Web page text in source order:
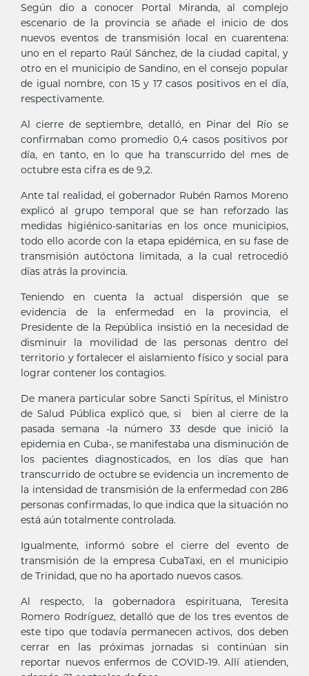
Según dio a conocer Portal Miranda, al complejo
escenario de la provincia se añade el inicio de dos
nuevos eventos de transmisión local en cuarentena:
uno en el reparto Raúl Sánchez, de la ciudad capital, y
otro en el municipio de Sandino, en el consejo popular
de igual nombre, con 15 y 17 casos positivos en el día,
respectivamente.
Al cierre de septiembre, detalló, en Pinar del Río se
confirmaban como promedio 0,4 casos positivos por
día, en tanto, en lo que ha transcurrido del mes de
octubre esta cifra es de 9,2.
Ante tal realidad, el gobernador Rubén Ramos Moreno
explicó al grupo temporal que se han reforzado las
medidas higiénico-sanitarias en los once municipios,
todo ello acorde con la etapa epidémica, en su fase de
transmisión autóctona limitada, a la cual retrocedió
días atrás la provincia.
Teniendo en cuenta la actual dispersión que se
evidencia de la enfermedad en la provincia, el
Presidente de la República insistió en la necesidad de
disminuir la movilidad de las personas dentro del
territorio y fortalecer el aislamiento físico y social para
lograr contener los contagios.
De manera particular sobre Sancti Spíritus, el Ministro
de Salud Pública explicó que, si bien al cierre de la
pasada semana -la número 33 desde que inició la
epidemia en Cuba-, se manifestaba una disminución de
los pacientes diagnosticados, en los días que han
transcurrido de octubre se evidencia un incremento de
la intensidad de transmisión de la enfermedad con 286
personas confirmadas, lo que indica que la situación no
está aún totalmente controlada.
Igualmente, informó sobre el cierre del evento de
transmisión de la empresa CubaTaxi, en el municipio
de Trinidad, que no ha aportado nuevos casos.
Al respecto, la gobernadora espirituana, Teresita
Romero Rodríguez, detalló que de los tres eventos de
este tipo que todavía permanecen activos, dos deben
cerrar en las próximas jornadas si continúan sin
reportar nuevos enfermos de COVID-19. Allí atienden,